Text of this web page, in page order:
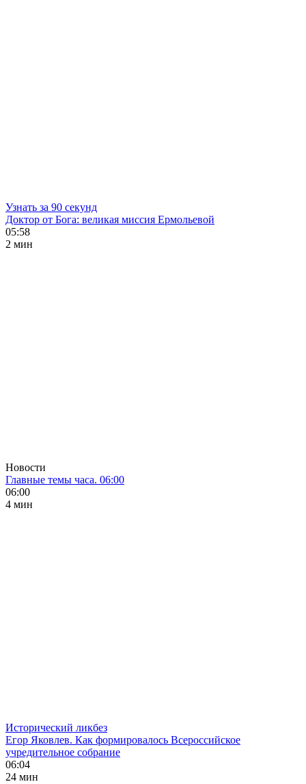
Узнать за 90 секунд
Доктор от Бога: великая миссия Ермольевой
05:58
2 мин
Новости
Главные темы часа. 06:00
06:00
4 мин
Исторический ликбез
Егор Яковлев. Как формировалось Всероссийское
учредительное собрание
06:04
24 мин